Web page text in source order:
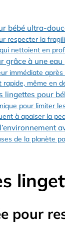
bébé ultra-
respecter la
nettoient en
grâce à une
immédiate
même en
lingettes pour
pour limiter
à apaiser la
de la planète
pour